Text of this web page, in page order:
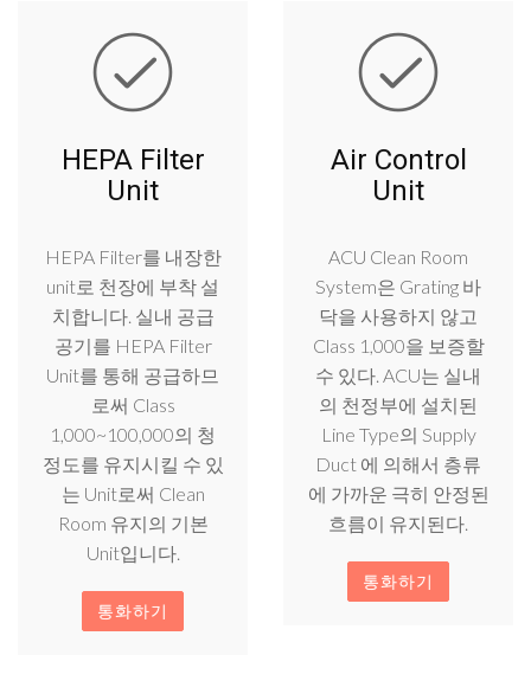
HEPA Filter
Unit
HEPA Filter를 내장한
unit로 천장에 부착 설
치합니다. 실내 공급
공기를 HEPA Filter
Unit를 통해 공급하므
로써 Class
1,000~100,000의 청
정도를 유지시킬 수 있
는 Unit로써 Clean
Room 유지의 기본
Unit입니다.
통화하기
Air Control
Unit
ACU Clean Room
System은 Grating 바
닥을 사용하지 않고
Class 1,000을 보증할
수 있다. ACU는 실내
의 천정부에 설치된
Line Type의 Supply
Duct 에 의해서 층류
에 가까운 극히 안정된
흐름이 유지된다.
통화하기